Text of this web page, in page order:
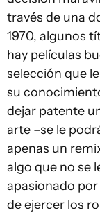
través de una
1970, algunos
hay películas
selección que
su
dejar patente
arte –se le
apenas un
algo que no se
apasionado
de ejercer los